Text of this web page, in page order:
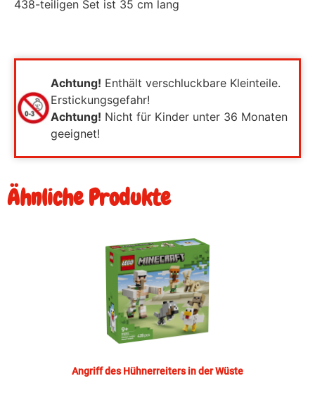
438-teiligen Set ist 35 cm lang
Achtung! Enthält verschluckbare Kleinteile.
Erstickungsgefahr!
Achtung! Nicht für Kinder unter 36 Monaten
geeignet!
Ähnliche Produkte
Angriff des Hühnerreiters in der Wüste